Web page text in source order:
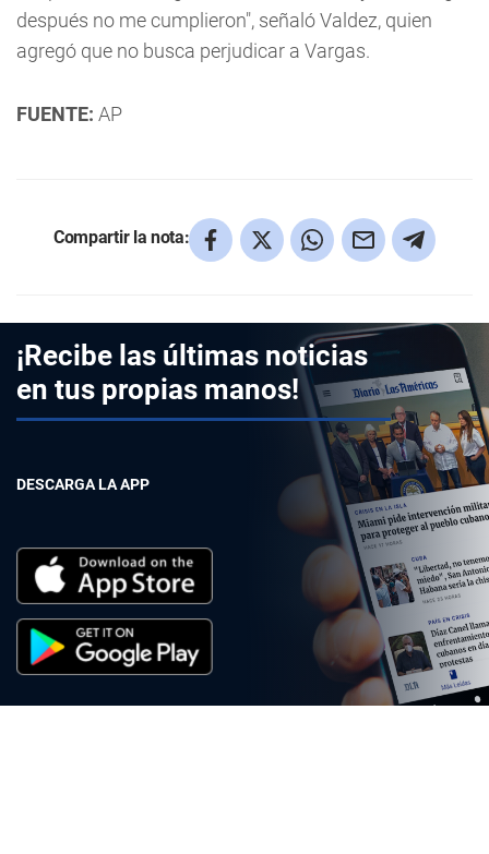
después no me cumplieron", señaló Valdez, quien
agregó que no busca perjudicar a Vargas.
FUENTE: AP
Compartir la nota:
¡Recibe las últimas noticias
en tus propias manos!
DESCARGA LA APP